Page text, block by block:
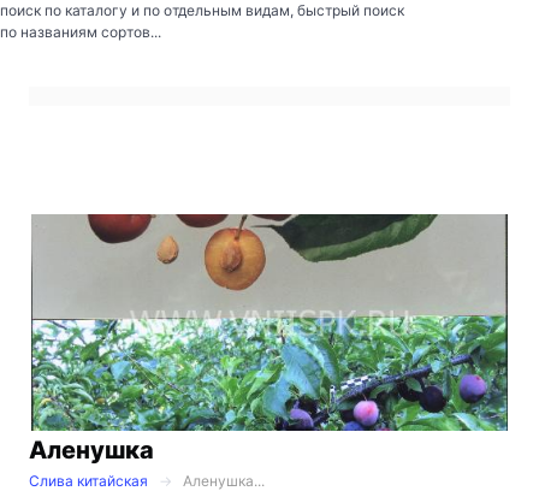
поиск по каталогу и по отдельным видам, быстрый поиск
по названиям сортов...
Аленушка
Слива китайская
Аленушка...